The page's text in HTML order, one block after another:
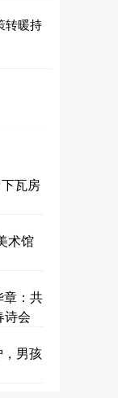
转暖持
瓦房
术馆
章：共
诗会
男孩